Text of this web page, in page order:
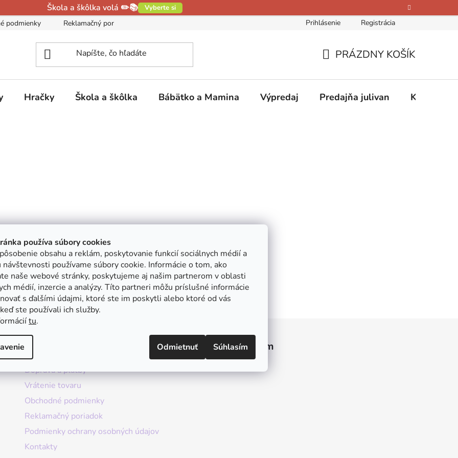
používa súbory cookies
obsahu a reklám, poskytovanie funkcií sociálnych médií a
návštevnosti používame súbory cookie. Informácie o tom, ako
naše webové stránky, poskytujeme aj našim partnerom v oblasti
médií, inzercie a analýzy. Títo partneri môžu príslušné informácie
s ďalšími údajmi, ktoré ste im poskytli alebo ktoré od vás
ste používali ich služby.
tu.
Odmietnuť Súhlasím
Škola a škôlka volá ✏️📚 Vyberte si
podmienky Reklamačný poriadok Kontakty O nás Hodnotenie obchodu
Prihlásenie Registrácia
KOŠÍK
PRÁZDNY KOŠÍK
Hračky Škola a škôlka Bábätko a Mamina Výpredaj Predajňa julivan Kontakty
Doprava a platby
Vrátenie tovaru
Obchodné podmienky
Reklamačný poriadok
Podmienky ochrany osobných údajov
Kontakty
Instagram